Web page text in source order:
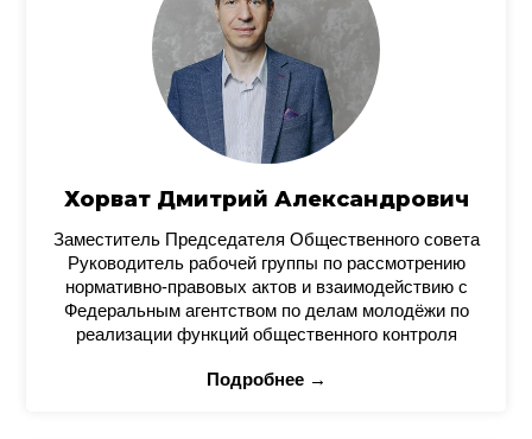
Хорват Дмитрий Александрович
Заместитель Председателя Общественного совета
Руководитель рабочей группы по рассмотрению
нормативно-правовых актов и взаимодействию с
Федеральным агентством по делам молодёжи по
реализации функций общественного контроля
Подробнее →